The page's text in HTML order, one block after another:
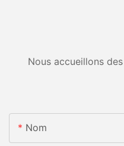
Nous accueillons
Nom